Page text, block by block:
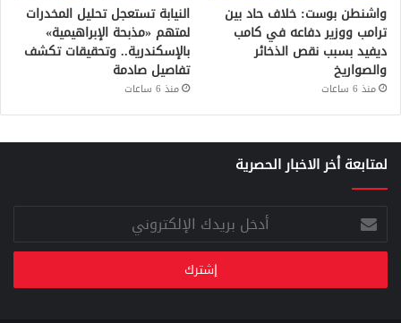
واشنطن بوست: خلاف حاد بين
ترامب ووزير دفاعه في كامب
ديفيد بسبب نقص الذخائر
والصواريخ
منذ 6 ساعات
النيابة تستعجل تحليل المخدرات
لمتهم «مذبحة الإبراهيمية»
بالإسكندرية.. وتحقيقات تكشف
تفاصيل صادمة
منذ 6 ساعات
لمتابعة أخر الاخبار الحصرية
أدخل
بريدك
الإلكتروني